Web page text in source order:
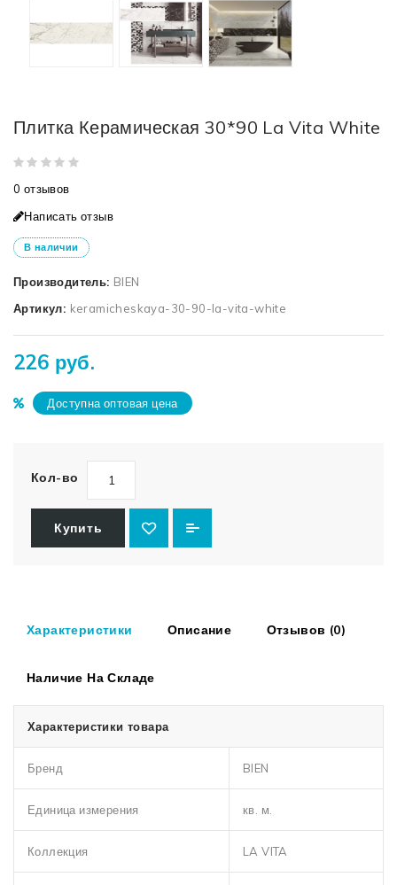
Плитка Керамическая 30*90 La Vita White
0 отзывов
Написать отзыв
В наличии
Производитель: BIEN
Артикул: keramicheskaya-30-90-la-vita-white
226 руб.
Доступна оптовая цена
Кол-во
Купить
Характеристики Описание Отзывов (0)
Наличие На Складе
Характеристики товара
Бренд BIEN
Единица измерения кв. м.
Коллекция LA VITA